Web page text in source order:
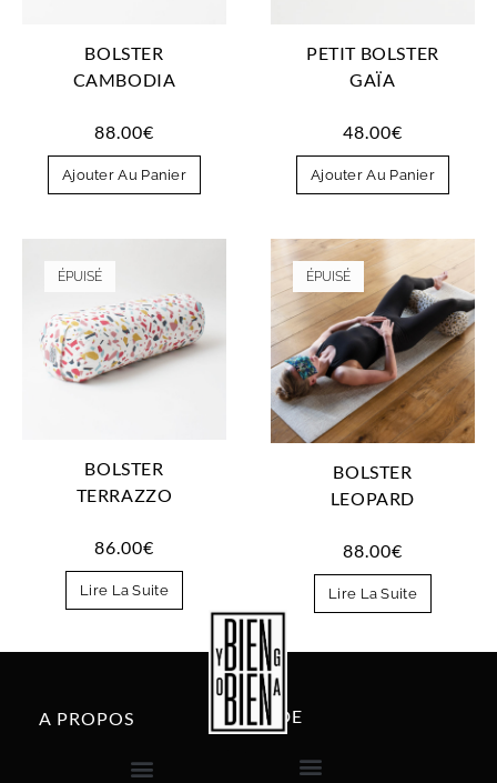
BOLSTER
CAMBODIA
88.00€
Ajouter Au Panier
PETIT BOLSTER
GAÏA
48.00€
Ajouter Au Panier
ÉPUISÉ
BOLSTER
TERRAZZO
86.00€
Lire La Suite
ÉPUISÉ
BOLSTER
LEOPARD
88.00€
Lire La Suite
A PROPOS AIDE